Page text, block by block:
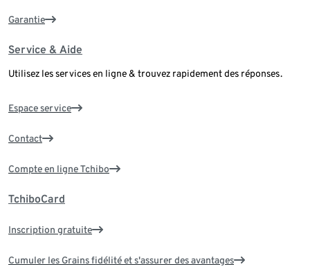
Garantie
Service & Aide
Utilisez les services en ligne & trouvez rapidement des réponses.
Espace service
Contact
Compte en ligne Tchibo
TchiboCard
Inscription gratuite
Cumuler les Grains fidélité et s'assurer des avantages